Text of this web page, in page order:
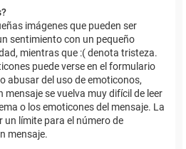
imágenes que pueden ser
sentimiento con un pequeño
mientras que :( denota tristeza.
puede verse en el formulario
abusar del uso de emoticonos,
mensaje se vuelva muy difícil de leer
o los emoticones del mensaje. La
límite para el número de
mensaje.